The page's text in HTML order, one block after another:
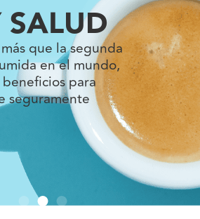
SALUD
que la segunda
en el mundo,
para
seguramente